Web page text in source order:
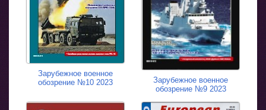
Зарубежное военное
обозрение №10 2023
Зарубежное военное
обозрение №9 2023